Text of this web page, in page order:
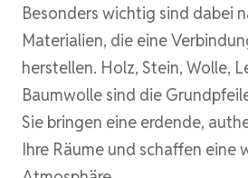
Besonders wichtig sind dabei
Materialien, die eine
herstellen. Holz, Stein, Wolle,
Baumwolle sind die
Sie bringen eine erdende,
Ihre Räume und schaffen eine